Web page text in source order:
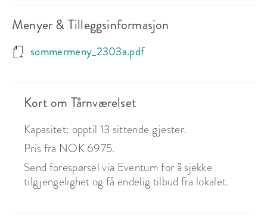
Menyer & Tilleggsinformasjon
sommermeny_2303a.pdf
Kort om Tårnværelset
Kapasitet: opptil 13 sittende gjester.
Pris fra NOK 6975.
Send forespørsel via Eventum for å sjekke
tilgjengelighet og få endelig tilbud fra lokalet.